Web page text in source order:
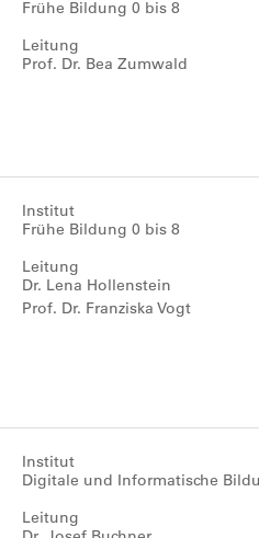
Frühe Bildung 0 bis 8
Leitung
Prof. Dr. Bea Zumwald
Institut
Frühe Bildung 0 bis 8
Leitung
Dr. Lena Hollenstein
Prof. Dr. Franziska Vogt
Institut
Digitale und Informatische
Leitung